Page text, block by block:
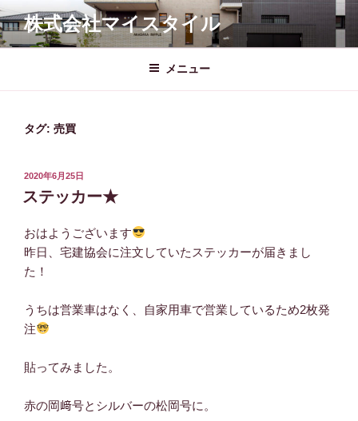
コ
ン
テ
株式会社マイスタイル
メニュー
タグ: 売買
投
稿
日:
2020年6月25日
ステッカー★
おはようございます
昨日、宅建協会に注文していたステッカーが届きまし
た！
うちは営業車はなく、自家用車で営業しているため2枚発
注
貼ってみました。
赤の岡﨑号とシルバーの松岡号に。